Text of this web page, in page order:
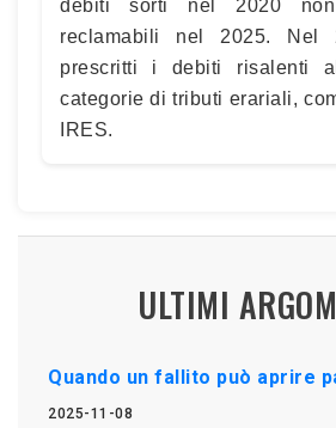
debiti sorti nel 2020
reclamabili nel 2025. Nel
prescritti i debiti risalenti
categorie di tributi erariali,
IRES.
ULTIMI
Quando un fallito può aprire
2025-11-08